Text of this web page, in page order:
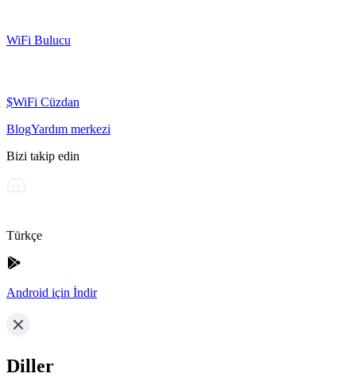
WiFi Bulucu
$WiFi Cüzdan
BlogYardım merkezi
Bizi takip edin
Türkçe
Android için İndir
Diller